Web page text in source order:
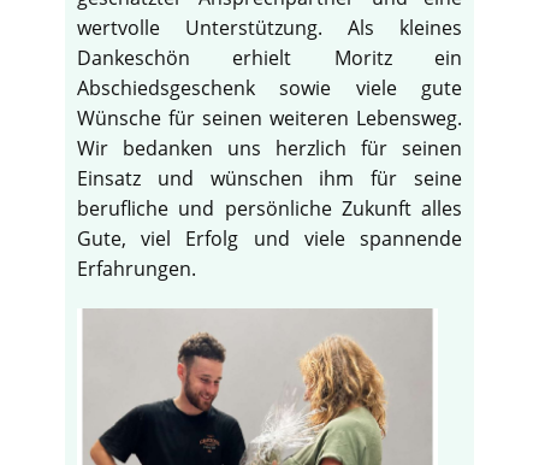
wertvolle Unterstützung. Als kleines
Dankeschön erhielt Moritz ein
Abschiedsgeschenk sowie viele gute
Wünsche für seinen weiteren Lebensweg.
Wir bedanken uns herzlich für seinen
Einsatz und wünschen ihm für seine
berufliche und persönliche Zukunft alles
Gute, viel Erfolg und viele spannende
Erfahrungen.